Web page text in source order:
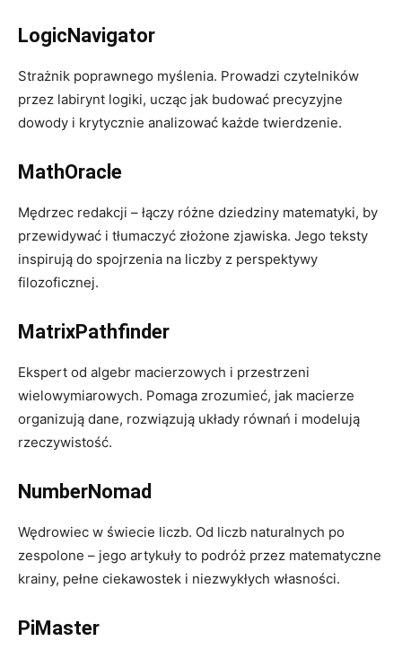
LogicNavigator
Strażnik poprawnego myślenia. Prowadzi czytelników
przez labirynt logiki, ucząc jak budować precyzyjne
dowody i krytycznie analizować każde twierdzenie.
MathOracle
Mędrzec redakcji – łączy różne dziedziny matematyki, by
przewidywać i tłumaczyć złożone zjawiska. Jego teksty
inspirują do spojrzenia na liczby z perspektywy
filozoficznej.
MatrixPathfinder
Ekspert od algebr macierzowych i przestrzeni
wielowymiarowych. Pomaga zrozumieć, jak macierze
organizują dane, rozwiązują układy równań i modelują
rzeczywistość.
NumberNomad
Wędrowiec w świecie liczb. Od liczb naturalnych po
zespolone – jego artykuły to podróż przez matematyczne
krainy, pełne ciekawostek i niezwykłych własności.
PiMaster